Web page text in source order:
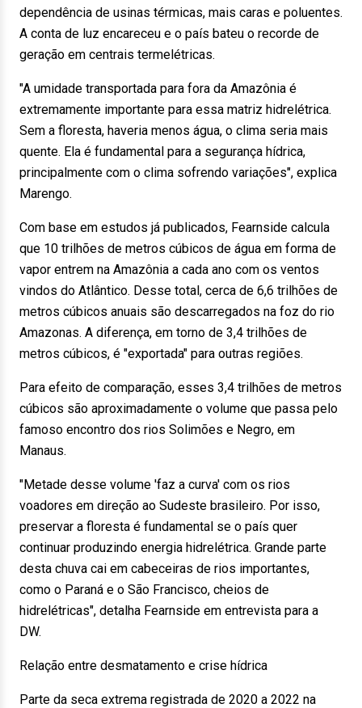
dependência de usinas térmicas, mais caras e poluentes.
A conta de luz encareceu e o país bateu o recorde de
geração em centrais termelétricas.
"A umidade transportada para fora da Amazônia é
extremamente importante para essa matriz hidrelétrica.
Sem a floresta, haveria menos água, o clima seria mais
quente. Ela é fundamental para a segurança hídrica,
principalmente com o clima sofrendo variações", explica
Marengo.
Com base em estudos já publicados, Fearnside calcula
que 10 trilhões de metros cúbicos de água em forma de
vapor entrem na Amazônia a cada ano com os ventos
vindos do Atlântico. Desse total, cerca de 6,6 trilhões de
metros cúbicos anuais são descarregados na foz do rio
Amazonas. A diferença, em torno de 3,4 trilhões de
metros cúbicos, é "exportada" para outras regiões.
Para efeito de comparação, esses 3,4 trilhões de metros
cúbicos são aproximadamente o volume que passa pelo
famoso encontro dos rios Solimões e Negro, em
Manaus.
"Metade desse volume 'faz a curva' com os rios
voadores em direção ao Sudeste brasileiro. Por isso,
preservar a floresta é fundamental se o país quer
continuar produzindo energia hidrelétrica. Grande parte
desta chuva cai em cabeceiras de rios importantes,
como o Paraná e o São Francisco, cheios de
hidrelétricas", detalha Fearnside em entrevista para a
DW.
Relação entre desmatamento e crise hídrica
Parte da seca extrema registrada de 2020 a 2022 na